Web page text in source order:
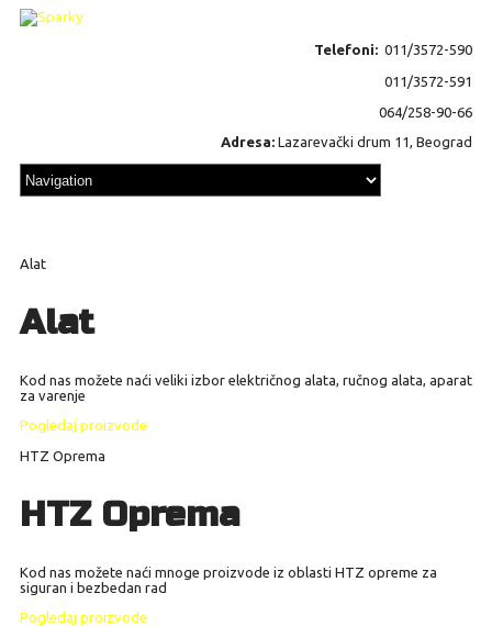
Telefoni: 011/3572-590
011/3572-591
064/258-90-66
Adresa: Lazarevački drum 11, Beograd
Alat
Alat
Kod nas možete naći veliki izbor električnog alata, ručnog alata, aparat
za varenje
Pogledaj proizvode
HTZ Oprema
HTZ Oprema
Kod nas možete naći mnoge proizvode iz oblasti HTZ opreme za
siguran i bezbedan rad
Pogledaj proizvode